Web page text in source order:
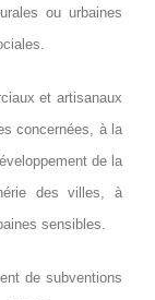
ou urbaines
et artisanaux
concernées, à la
de la
des villes, à
sensibles.
de subventions